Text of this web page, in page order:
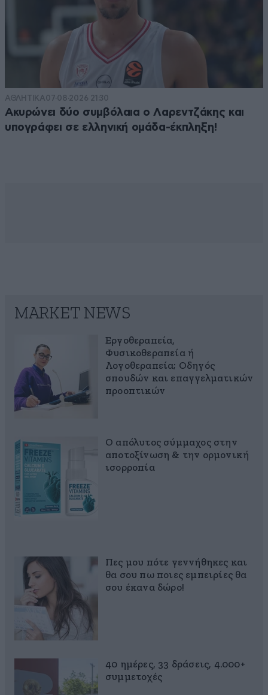
ΑΘΛΗΤΙΚΑ07·08·2026 21:30
Ακυρώνει δύο συμβόλαια ο Λαρεντζάκης και
υπογράφει σε ελληνική ομάδα-έκπληξη!
MARKET NEWS
Εργοθεραπεία,
Φυσικοθεραπεία ή
Λογοθεραπεία; Οδηγός
σπουδών και επαγγελματικών
προοπτικών
Ο απόλυτος σύμμαχος στην
αποτοξίνωση & την ορμονική
ισορροπία
Πες μου πότε γεννήθηκες και
θα σου πω ποιες εμπειρίες θα
σου έκανα δώρο!
40 ημέρες, 33 δράσεις, 4.000+
συμμετοχές